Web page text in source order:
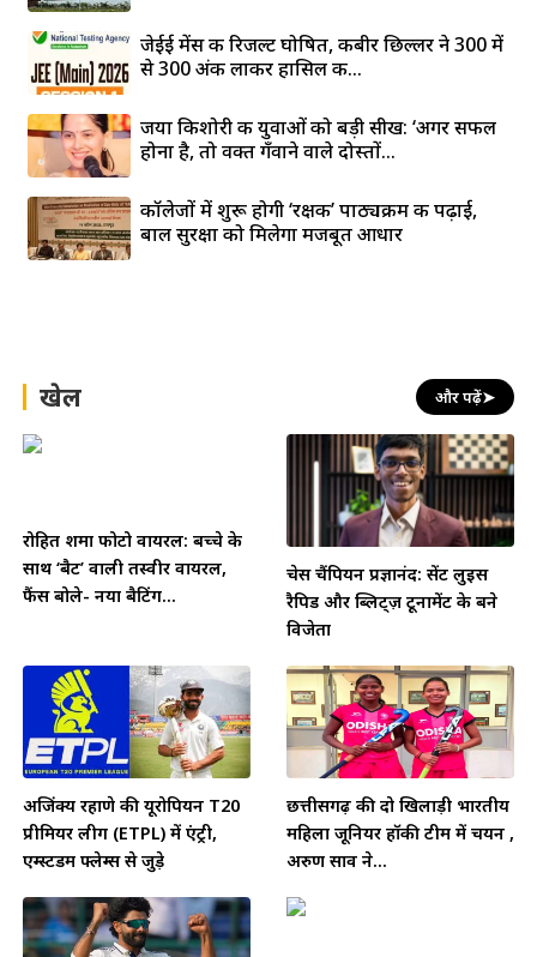
जेईई मेंस की रिजल्ट घोषित, कबीर छिल्लर ने 300 में
से 300 अंक लाकर हासिल की...
जया किशोरी की युवाओं को बड़ी सीख: ‘अगर सफल
होना है, तो वक्त गँवाने वाले दोस्तों...
कॉलेजों में शुरू होगी ‘रक्षक’ पाठ्यक्रम की पढ़ाई,
बाल सुरक्षा को मिलेगा मजबूत आधार
खेल और पढ़ें➤
रोहित शर्मा फोटो वायरल: बच्चे के
साथ ‘बैट’ वाली तस्वीर वायरल,
फैंस बोले- नया बैटिंग...
चेस चैंपियन प्रज्ञानंद: सेंट लुइस
रैपिड और ब्लिट्ज़ टूर्नामेंट के बने
विजेता
अजिंक्य रहाणे की यूरोपियन T20
प्रीमियर लीग (ETPL) में एंट्री,
एम्स्टर्डम फ्लेम्स से जुड़े
छत्तीसगढ़ की दो खिलाड़ी भारतीय
महिला जूनियर हॉकी टीम में चयन ,
अरुण साव ने...